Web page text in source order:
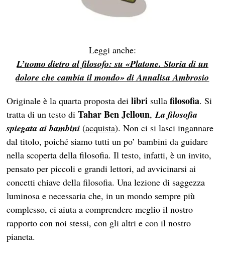
Leggi anche:
L’uomo dietro al filosofo: su «Platone. Storia di un
dolore che cambia il mondo» di Annalisa Ambrosio
Originale è la quarta proposta deilibri sullafilosofia. Si
tratta di un testo diTahar Ben Jelloun,La filosofia
spiegata ai bambini (acquista). Non ci si lasci ingannare
dal titolo, poiché siamo tutti un po’ bambini da guidare
nella scoperta della filosofia. Il testo, infatti, è un invito,
pensato per piccoli e grandi lettori, ad avvicinarsi ai
concetti chiave della filosofia. Una lezione di saggezza
luminosa e necessaria che, in un mondo sempre più
complesso, ci aiuta a comprendere meglio il nostro
rapporto con noi stessi, con gli altri e con il nostro
pianeta.